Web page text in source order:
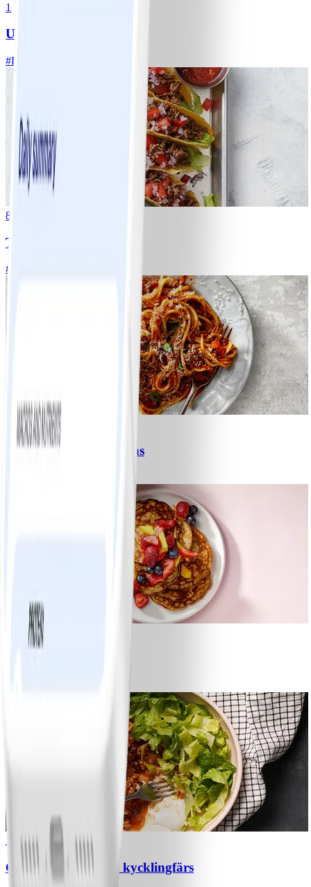
1
Ugnsrostad potatis
#Lätt
8
Tacos
#
Spagetti med köttfärssås
1
Chili con carne med kycklingfärs